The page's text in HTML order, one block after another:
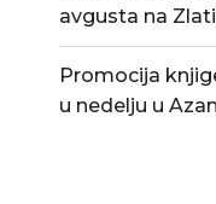
avgusta na
Promocija
u nedelju u